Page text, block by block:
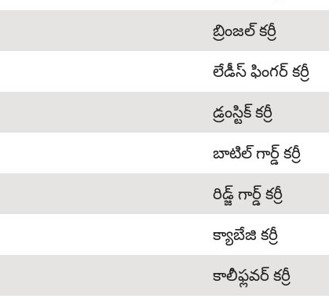
బ్రింజల్ కర్రీ
లేడీస్ ఫింగర్ కర్రీ
డ్రంస్టిక్ కర్రీ
బాటిల్ గార్డ్ కర్రీ
రిడ్జ్ గార్డ్ కర్రీ
క్యాబేజి కర్రీ
కాలీఫ్లవర్ కర్రీ